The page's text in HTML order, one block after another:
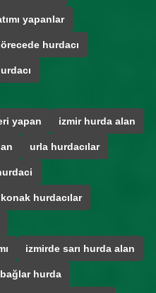
yapanlar
hurdacı
yapan izmir hurda alan
urla hurdacılar
konak hurdacılar
izmirde sarı hurda alan
hurda